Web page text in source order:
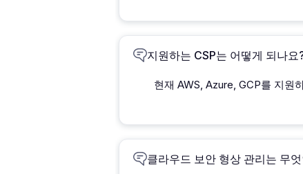
지원하는 CSP는 어떻게 되나요
현재 AWS, Azure, GCP를 지원
클라우드 보안 형상 관리는 무